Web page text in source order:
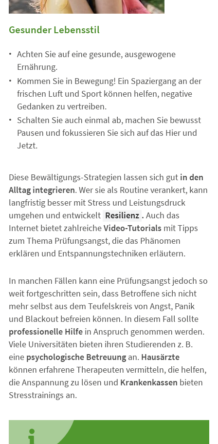
Gesunder Lebensstil
Achten Sie auf eine gesunde, ausgewogene
Ernährung.
Kommen Sie in Bewegung! Ein Spaziergang an der
frischen Luft und Sport können helfen, negative
Gedanken zu vertreiben.
Schalten Sie auch einmal ab, machen Sie bewusst
Pausen und fokussieren Sie sich auf das Hier und
Jetzt.
Diese Bewältigungs-Strategien lassen sich gut in den
Alltag integrieren. Wer sie als Routine verankert, kann
langfristig besser mit Stress und Leistungsdruck
umgehen und entwickelt Resilienz . Auch das
Internet bietet zahlreicheVideo-Tutorialsmit Tipps
zum Thema Prüfungsangst, die das Phänomen
erklären und Entspannungstechniken erläutern.
In manchen Fällen kann eine Prüfungsangst jedoch so
weit fortgeschritten sein, dass Betroffene sich nicht
mehr selbst aus dem Teufelskreis von Angst, Panik
und Blackout befreien können. In diesem Fall sollte
professionelle Hilfein Anspruch genommen werden.
Viele Universitäten bieten ihren Studierenden z. B.
eine psychologische Betreuungan. Hausärzte
können erfahrene Therapeuten vermitteln, die helfen,
die Anspannung zu lösen und Krankenkassen bieten
Stresstrainings an.